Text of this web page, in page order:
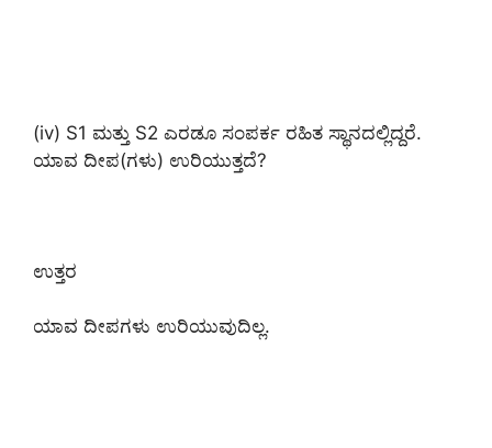
(iv) S1 ಮತ್ತು S2 ಎರಡೂ ಸಂಪರ್ಕ ರಹಿತ ಸ್ಥಾನದಲ್ಲಿದ್ದರೆ.
ಯಾವ ದೀಪ(ಗಳು) ಉರಿಯುತ್ತದೆ?
ಉತ್ತರ
ಯಾವ ದೀಪಗಳು ಉರಿಯುವುದಿಲ್ಲ.